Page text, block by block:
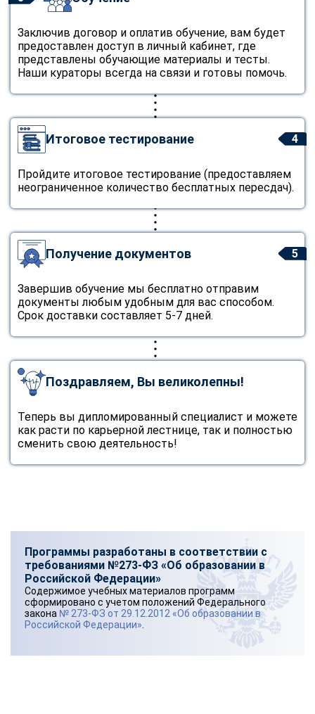
Заключив договор и оплатив обучение, вам будет
предоставлен доступ в личный кабинет, где
представлены обучающие материалы и тесты.
Наши кураторы всегда на связи и готовы помочь.
4
Итоговое тестирование
Пройдите итоговое тестирование (предоставляем
неограниченное количество бесплатных пересдач).
5
Получение документов
Завершив обучение мы бесплатно отправим
документы любым удобным для вас способом.
Срок доставки составляет 5-7 дней.
Поздравляем, Вы великолепны!
Теперь вы дипломированный специалист и можете
как расти по карьерной лестнице, так и полностью
сменить свою деятельность!
Программы разработаны в соответствии с
требованиями №273-ФЗ «Об образовании в
Российской Федерации»
Содержимое учебных материалов программ
сформировано с учетом положений Федерального
закона № 273-ФЗ от 29.12.2012 «Об образовании в
Российской Федерации»